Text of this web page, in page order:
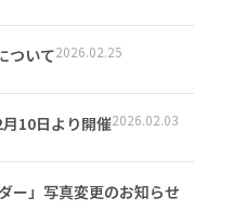
ついて2026.02.25
10日より開催2026.02.03
ー」写真変更のお知らせ